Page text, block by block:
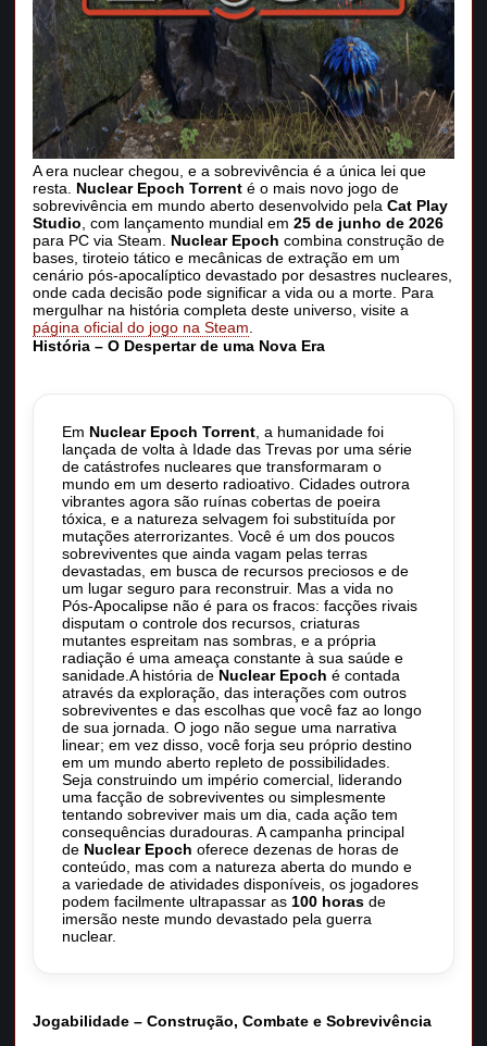
A era nuclear chegou, e a sobrevivência é a única lei que
resta. Nuclear Epoch Torrent é o mais novo jogo de
sobrevivência em mundo aberto desenvolvido pelaCat Play
Studio , com lançamento mundial em25 de junho de 2026
para PC via Steam. Nuclear Epoch combina construção de
bases, tiroteio tático e mecânicas de extração em um
cenário pós-apocalíptico devastado por desastres nucleares,
onde cada decisão pode significar a vida ou a morte. Para
mergulhar na história completa deste universo, visite a
página oficial do jogo na Steam
História – O Despertar de uma Nova Era
Em Nuclear Epoch Torrent , a humanidade foi
lançada de volta à Idade das Trevas por uma série
de catástrofes nucleares que transformaram o
mundo em um deserto radioativo. Cidades outrora
vibrantes agora são ruínas cobertas de poeira
tóxica, e a natureza selvagem foi substituída por
mutações aterrorizantes. Você é um dos poucos
sobreviventes que ainda vagam pelas terras
devastadas, em busca de recursos preciosos e de
um lugar seguro para reconstruir. Mas a vida no
Pós-Apocalipse não é para os fracos: facções rivais
disputam o controle dos recursos, criaturas
mutantes espreitam nas sombras, e a própria
radiação é uma ameaça constante à sua saúde e
sanidade.A história de Nuclear Epoch é contada
através da exploração, das interações com outros
sobreviventes e das escolhas que você faz ao longo
de sua jornada. O jogo não segue uma narrativa
linear; em vez disso, você forja seu próprio destino
em um mundo aberto repleto de possibilidades.
Seja construindo um império comercial, liderando
uma facção de sobreviventes ou simplesmente
tentando sobreviver mais um dia, cada ação tem
consequências duradouras. A campanha principal
de Nuclear Epoch oferece dezenas de horas de
conteúdo, mas com a natureza aberta do mundo e
a variedade de atividades disponíveis, os jogadores
podem facilmente ultrapassar as 100 horas de
imersão neste mundo devastado pela guerra
nuclear.
Jogabilidade – Construção, Combate e Sobrevivência